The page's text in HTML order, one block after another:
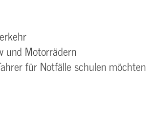
und Motorrädern
für Notfälle schulen möchten